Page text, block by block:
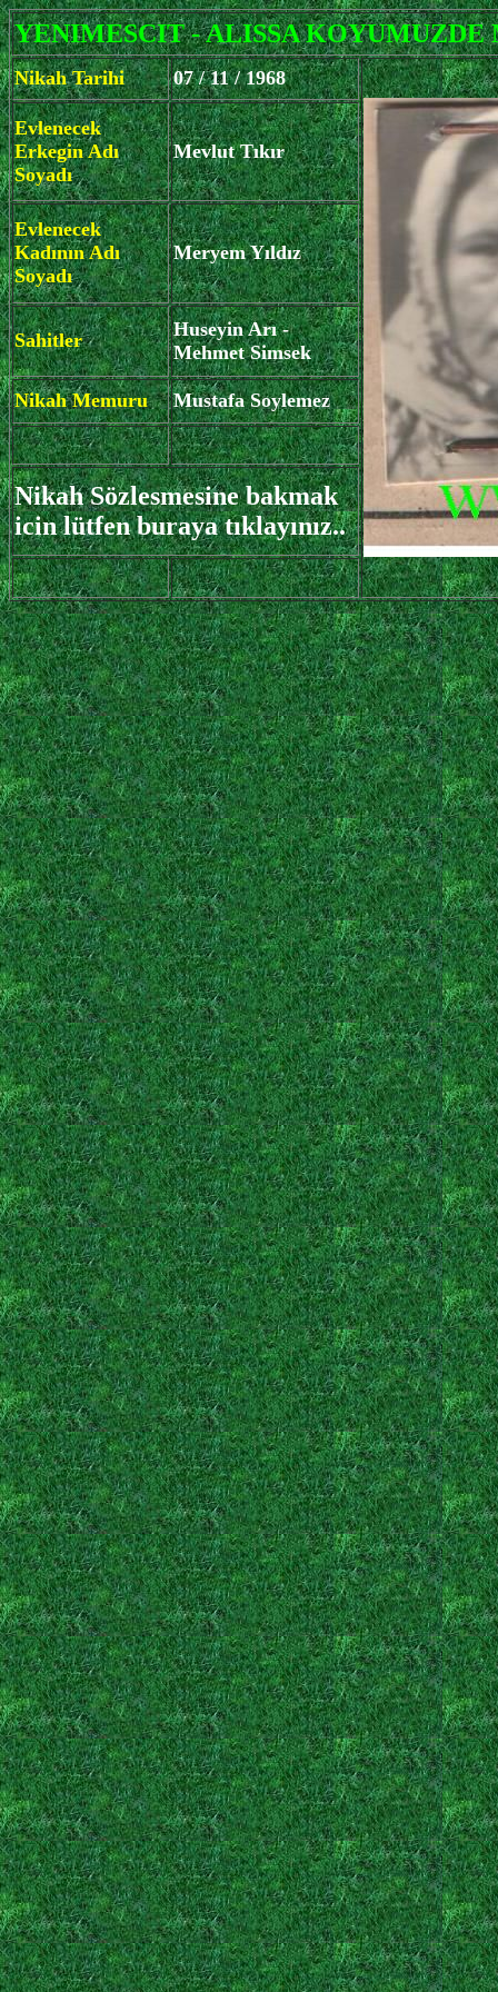
YENIMESCIT - ALISSA
Nikah Tarihi 07 / 11 / 1968
Evlenecek
Erkegin Adı
Soyadı
Mevlut Tıkır
Evlenecek
Kadının Adı
Soyadı
Meryem Yıldız
Sahitler
Huseyin Arı -
Mehmet Simsek
Nikah Memuru Mustafa Soylemez
Nikah Sözlesmesine bakmak
icin lütfen buraya tıklayınız..